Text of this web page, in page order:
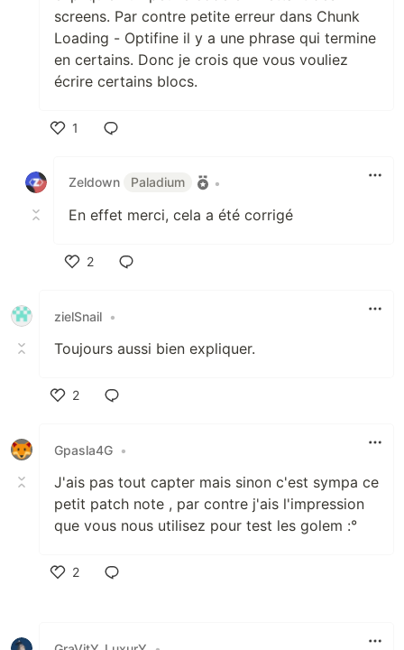
screens. Par contre petite erreur dans Chunk
Loading - Optifine il y a une phrase qui termine
en certains. Donc je crois que vous vouliez
écrire certains blocs.
1
Zeldown
Paladium •
En effet merci, cela a été corrigé
2
zielSnail •
Toujours aussi bien expliquer.
2
Gpasla4G •
J'ais pas tout capter mais sinon c'est sympa ce
petit patch note , par contre j'ais l'impression
que vous nous utilisez pour test les golem :°
2